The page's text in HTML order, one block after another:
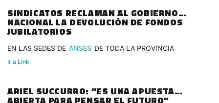
SINDICATOS RECLAMAN AL GOBIERNO
NACIONAL LA DEVOLUCIÓN DE FONDOS
JUBILATORIOS
EN LAS SEDES DE ANSES DE TODA LA PROVINCIA
Ir a Link
ARIEL SUCCURRO: “ES UNA APUESTA
ABIERTA PARA PENSAR EL FUTURO”